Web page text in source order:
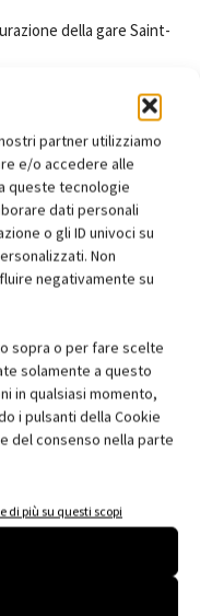
partner utilizziamo
e/o accedere alle
queste tecnologie
dati personali
o gli ID univoci su
Non
negativamente su
sopra o per fare scelte
solamente a questo
in qualsiasi momento,
i pulsanti della Cookie
del consenso nella parte
di più su questi scopi
della gare Saint-
strumento di studio
legate alla
in calce
delle schede
e della
stazione. I modelli di
nuove parti di città -
delle grandi